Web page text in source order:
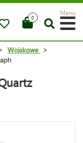
0
Menu
Wojskowe >